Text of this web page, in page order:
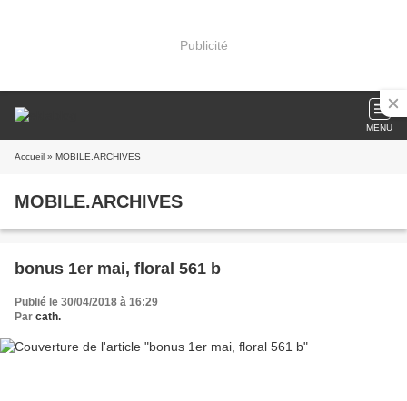
Publicité
MENU
Accueil » MOBILE.ARCHIVES
MOBILE.ARCHIVES
bonus 1er mai, floral 561 b
Publié le 30/04/2018 à 16:29
Par cath.